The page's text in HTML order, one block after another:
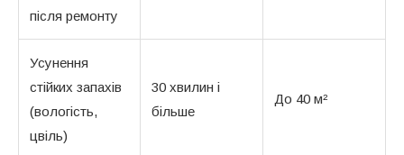
після ремонту
Усунення
стійких запахів
(вологість,
цвіль)
30 хвилин і
більше
До 40 м²